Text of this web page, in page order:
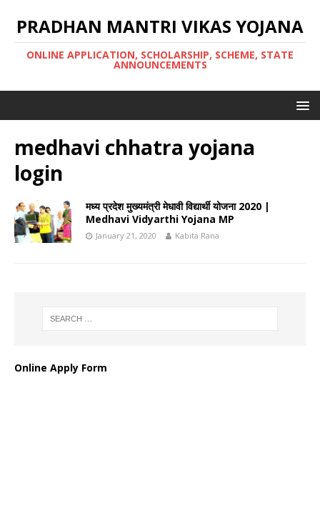
PRADHAN MANTRI VIKAS YOJANA
ONLINE APPLICATION, SCHOLARSHIP, SCHEME, STATE
ANNOUNCEMENTS
medhavi chhatra yojana
login
मध्य प्रदेश मुख्यमंत्री मेधावी विद्यार्थी योजना 2020 |
Medhavi Vidyarthi Yojana MP
January 21, 2020 Kabita Rana
Online Apply Form